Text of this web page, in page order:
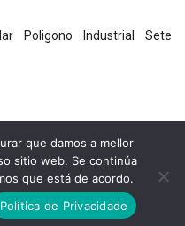
Poligono Industrial Sete
que damos a mellor
sitio web. Se continúa
que está de acordo.
Política de Privacidade